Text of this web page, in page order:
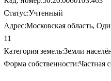
Статус:Учтенный
Адрес:Московская область,
11
Категория земель:Земли
Форма собственности:Частная